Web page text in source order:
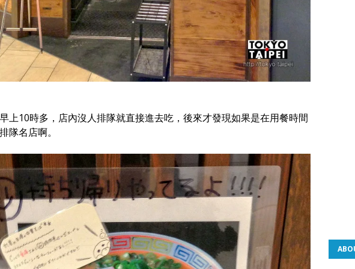
上10時多，店內沒人排隊就直接進去吃，後來才發現如果是在用餐時間
隊名店啊。